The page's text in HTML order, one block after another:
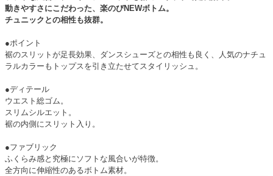
動きやすさにこだわった、楽のびNEWボトム。
チュニックとの相性も抜群。
●ポイント
裾のスリットが足長効果、ダンスシューズとの相性も良く、人気のナチュ
ラルカラーもトップスを引き立たせてスタイリッシュ。
●ディテール
ウエスト総ゴム。
スリムシルエット。
裾の内側にスリット入り。
●ファブリック
ふくらみ感と究極にソフトな風合いが特徴。
全方向に伸縮性のあるボトム素材。